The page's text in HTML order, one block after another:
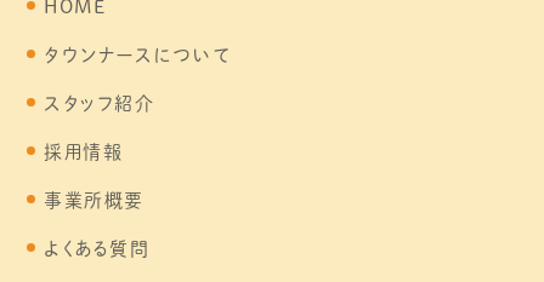
HOME
タウンナースについて
スタッフ紹介
採用情報
事業所概要
よくある質問